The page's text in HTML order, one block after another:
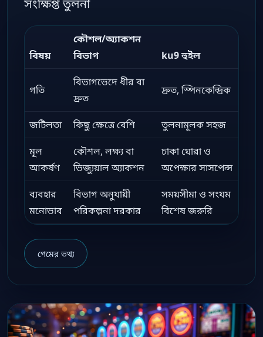
সংক্ষিপ্ত তুলনা
বিষয়
কৌশল/অ্যাকশন
বিভাগ
ku9 হুইল
গতি
বিভাগভেদে ধীর বা
দ্রুত
দ্রুত, স্পিনকেন্দ্রিক
জটিলতা কিছু ক্ষেত্রে বেশি তুলনামূলক সহজ
মূল
আকর্ষণ
কৌশল, লক্ষ্য বা
ভিজ্যুয়াল অ্যাকশন
চাকা ঘোরা ও
অপেক্ষার সাসপেন্স
ব্যবহার
মনোভাব
বিভাগ অনুযায়ী
পরিকল্পনা দরকার
সময়সীমা ও সংযম
বিশেষ জরুরি
গেমের তথ্য